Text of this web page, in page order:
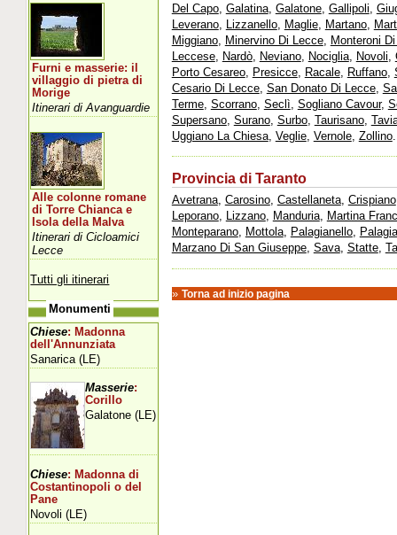
Del Capo, Galatina, Galatone, Gallipoli,
Leverano, Lizzanello, Maglie, Martano,
Miggiano, Minervino Di Lecce, Monteroni
Leccese, Nardò, Neviano, Nociglia, Novoli,
Porto Cesareo, Presicce, Racale, Ruffano,
Cesario Di Lecce, San Donato Di Lecce,
Terme, Scorrano, Seclì, Sogliano Cavour,
Supersano, Surano, Surbo, Taurisano,
Uggiano La Chiesa, Veglie, Vernole, Zollino.
Provincia di Taranto
Avetrana, Carosino, Castellaneta, Crispiano
Leporano, Lizzano, Manduria, Martina
Monteparano, Mottola, Palagianello,
Marzano Di San Giuseppe, Sava, Statte,
» Torna ad inizio pagina
Furni e masserie: il
villaggio di pietra di
Morige
Itinerari di Avanguardie
Alle colonne romane
di Torre Chianca e
Isola della Malva
Itinerari di Cicloamici
Lecce
Tutti gli itinerari
Monumenti
Chiese: Madonna
dell'Annunziata
Sanarica (LE)
Masserie:
Corillo
Galatone (LE)
Chiese: Madonna di
Costantinopoli o del
Pane
Novoli (LE)